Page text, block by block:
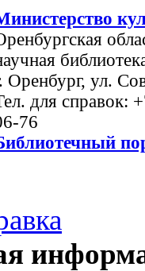
Оренбург, ул.
для справок:
76